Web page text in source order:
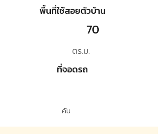
พื้นที่ใช้สอยตัวบ้าน
70
ตร.ม.
ที่จอดรถ
คัน